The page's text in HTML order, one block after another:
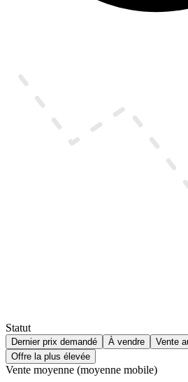
Statut
Dernier prix demandé À vendre
Vente
Offre la plus élevée
Vente moyenne (moyenne mobile)